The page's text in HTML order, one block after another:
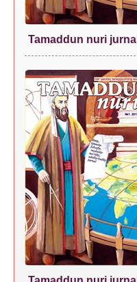
Tamaddun nuri